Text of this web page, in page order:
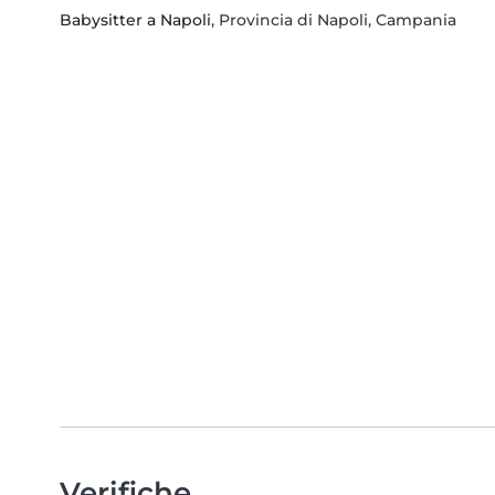
Babysitter a Napoli, Provincia di Napoli, Campania